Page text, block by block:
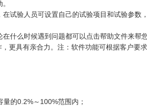
试验人员可设置自己的试验项目和试验参数
什么时候遇到问题都可以点击帮助文件来帮
更具有亲合力。注：软件功能可根据客户要求
的0.2%～100%范围内；